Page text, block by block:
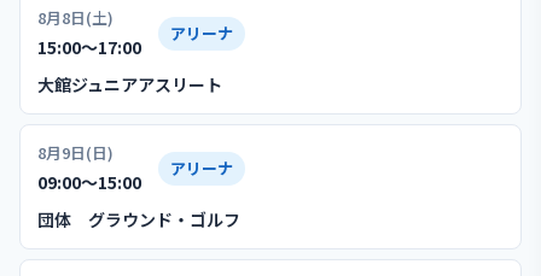
8月8日(土)
15:00〜17:00
アリーナ
大館ジュニアアスリート
8月9日(日)
09:00〜15:00
アリーナ
団体 グラウンド・ゴルフ